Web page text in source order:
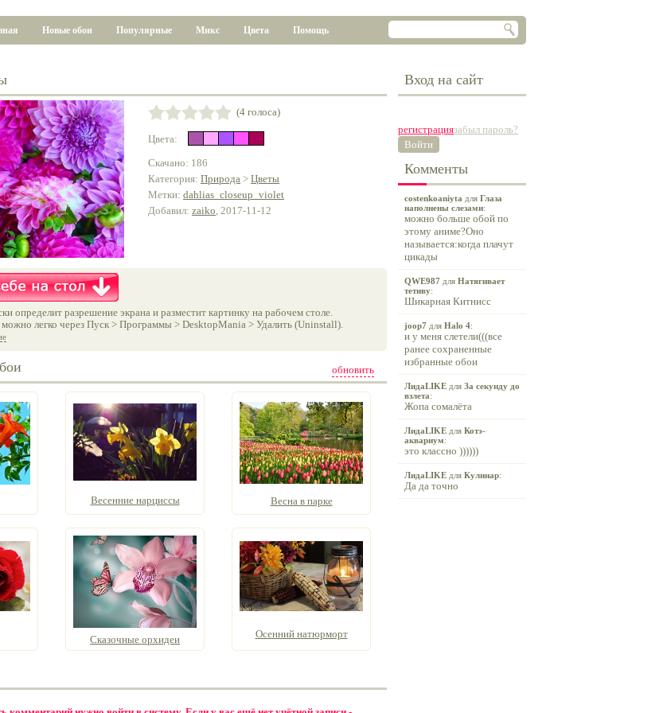
Новые обои Популярные Микс Цвета Помощь
(4 голоса)
Цвета:
Скачано: 186
Категория: Природа > Цветы
Метки: dahlias_closeup_violet
Добавил: zaiko, 2017-11-12
определит разрешение экрана и разместит картинку на рабочем столе.
легко через Пуск > Программы > DesktopMania > Удалить (Uninstall).
обновить
Весенние нарциссы Весна в парке
Сказочные орхидеи Осенний натюрморт
Вход на сайт
регистрациязабыл пароль?
Войти
Комменты
costenkoaniyta для Глаза
наполнены слезами:
можно больше обой по
этому аниме?Оно
называется:когда плачут
цикады
QWE987 для Натягивает
тетиву:
Шикарная Китнисс
joop7 для Halo 4:
и у меня слетели(((все
ранее сохраненные
избранные обои
ЛидаLIKE для За секунду до
взлета:
Жопа сомалёта
ЛидаLIKE для Котэ-
аквариум:
это классно ))))))
ЛидаLIKE для Кулинар:
Да да точно